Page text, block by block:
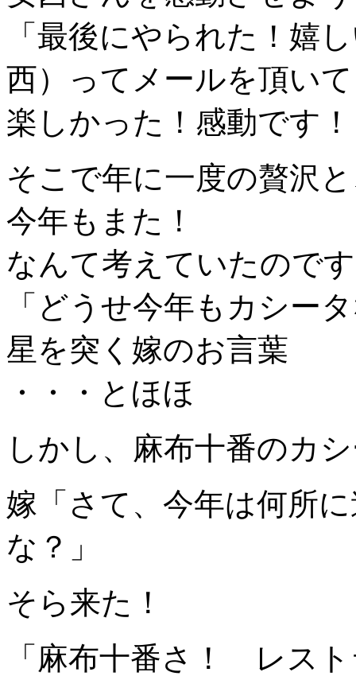
「最後にやられた！嬉
西）ってメールを頂いて
楽しかった！感動です！
そこで年に一度の贅沢
今年もまた！
なんて考えていたので
「どうせ今年もカシー
星を突く嫁のお言葉
・・・とほほ
しかし、麻布十番のカ
嫁「さて、今年は何所
な？」
そら来た！
「麻布十番さ！ レス